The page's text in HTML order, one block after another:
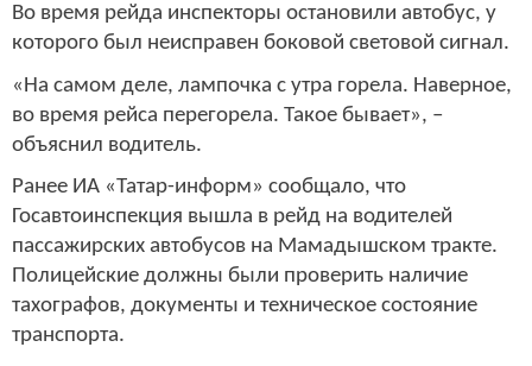
Во время рейда инспекторы остановили автобус, у
которого был неисправен боковой световой сигнал.
«На самом деле, лампочка с утра горела. Наверное,
во время рейса перегорела. Такое бывает», –
объяснил водитель.
Ранее ИА «Татар-информ» сообщало, что
Госавтоинспекция вышла в рейд на водителей
пассажирских автобусов на Мамадышском тракте.
Полицейские должны были проверить наличие
тахографов, документы и техническое состояние
транспорта.